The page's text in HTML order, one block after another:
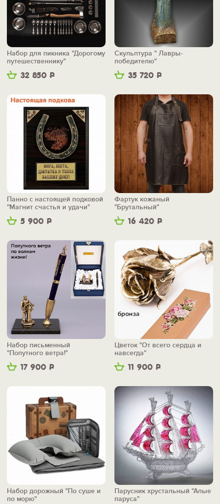
32 850 Р
Набор для пикника "Дорогому
путешественнику"
35 720 Р
Скульптура " Лавры-
победителю"
5 900 Р
Панно с настоящей подковой
"Магнит счастья и удачи"
16 420 Р
Фартук кожаный
"Брутальный"
17 900 Р
Набор письменный
"Попутного ветра!"
11 900 Р
Цветок "От всего сердца и
навсегда"
Набор дорожный "По суше и
по морю"
Парусник хрустальный "Алые
паруса"